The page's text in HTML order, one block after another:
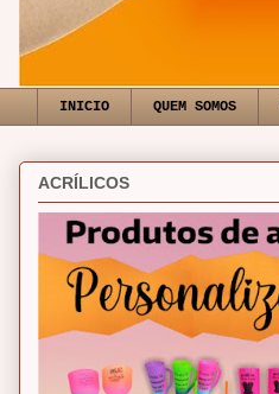
INICIO QUEM SOMOS
ACRÍLICOS